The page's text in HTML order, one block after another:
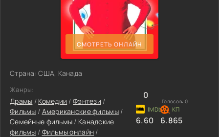
СМОТРЕТЬ ОНЛАЙН
Страна: США, Канада
Жанры:
Драмы / Комедии /Фэнтези /
Фильмы / Американские фильмы/
Семейные фильмы / Канадские
фильмы / Фильмы онлайн /
0
Голосов: 0
6.60 6.865